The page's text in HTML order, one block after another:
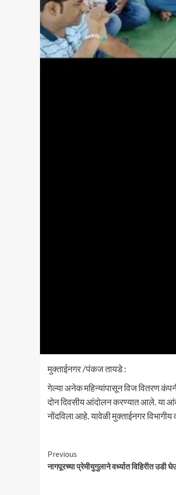
मुक्ताईनगर /पंकज तायडे :
गेल्या अनेक महिन्यांपासून विज वितरण
दोन दिवसीय आंदोलन करण्यात आले. या
नोंदविला आहे. यावेळी मुक्ताईनगर विभागीय
Continue
Reading
Previous
नागपूरच्या प्रेमीयुगुलाने वर्ध्यात विहिरीत उडी